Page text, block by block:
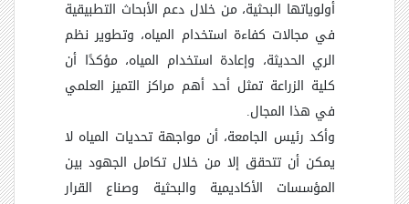
أولوياتها البحثية، من خلال دعم الأبحاث التطبيقية
في مجالات كفاءة استخدام المياه، وتطوير نظم
الري الحديثة، وإعادة استخدام المياه، مؤكدًا أن
كلية الزراعة تمثل أحد أهم مراكز التميز العلمي
في هذا المجال.
وأكد رئيس الجامعة، أن مواجهة تحديات المياه لا
يمكن أن تتحقق إلا من خلال تكامل الجهود بين
المؤسسات الأكاديمية والبحثية وصناع القرار